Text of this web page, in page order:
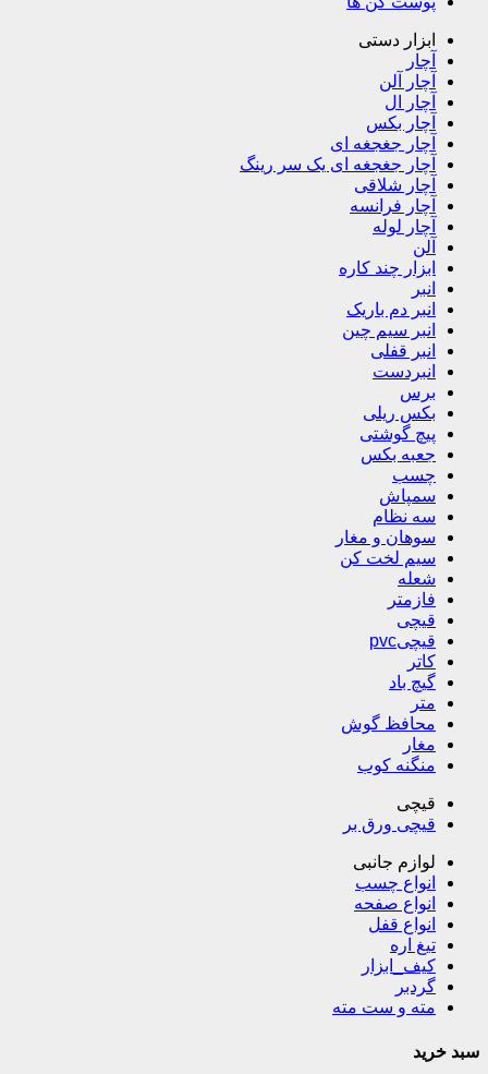
ابزار دستی
آچار
آچار آلن
آچار ال
آچار بکس
آچار جغجغه ای
آچار جغجغه ای یک سر رینگ
آچار شلاقی
آچار فرانسه
آچار لوله
آلن
ابزار چند کاره
انبر
انبر دم باریک
انبر سیم چین
انبر قفلی
انبردست
برس
بکس ریلی
پیچ گوشتی
جعبه بکس
چسب
سمپاش
سه نظام
سوهان و مغار
سیم لخت کن
شعله
فازمتر
قیچی
قیچیpvc
کاتر
گیچ باد
متر
محافظ گوش
مغار
منگنه کوب
قیچی
قیچی ورق بر
لوازم جانبی
انواع چسب
انواع صفحه
انواع قفل
تیغ اره
کیف_ابزار
گردبر
مته و ست مته
سبد خرید